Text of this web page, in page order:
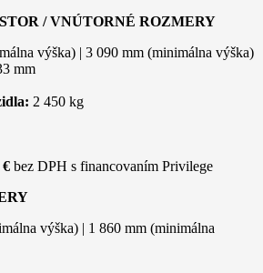
/ VNÚTORNÉ ROZMERY
výška) | 3 090 mm (minimálna výška)
mm
2 450 kg
€ bez DPH s financovaním Privilege
výška) | 1 860 mm (minimálna